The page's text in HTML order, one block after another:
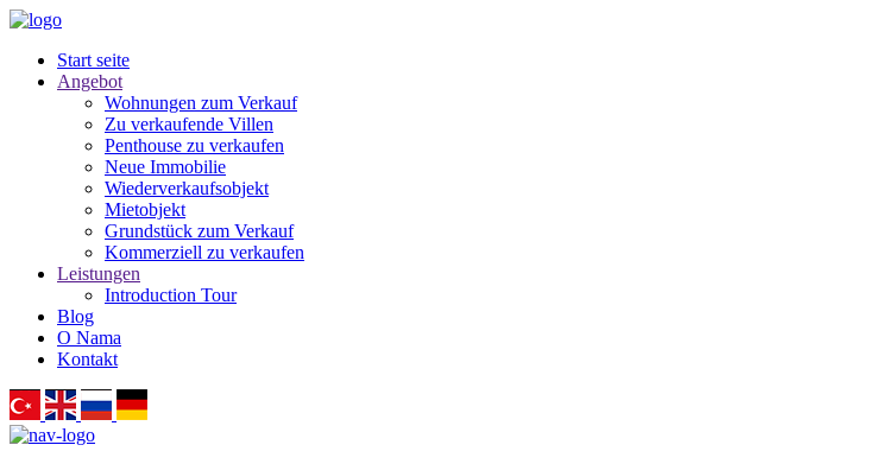
Start seite
Angebot
Wohnungen zum Verkauf
Zu verkaufende Villen
Penthouse zu verkaufen
Neue Immobilie
Wiederverkaufsobjekt
Mietobjekt
Grundstück zum Verkauf
Kommerziell zu verkaufen
Leistungen
Introduction Tour
Blog
O Nama
Kontakt